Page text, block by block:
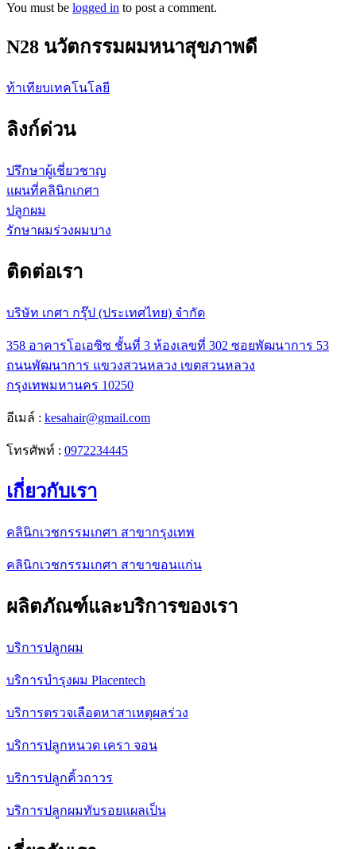
You must be logged in to post a comment.
N28 นวัตกรรมผมหนาสุขภาพดี
ท้าเทียบเทคโนโลยี
ลิงก์ด่วน
ปรึกษาผู้เชี่ยวชาญ
แผนที่คลินิกเกศา
ปลูกผม
รักษาผมร่วงผมบาง
ติดต่อเรา
บริษัท เกศา กรุ๊ป (ประเทศไทย) จำกัด
358 อาคารโอเอซิซ ชั้นที่ 3 ห้องเลขที่ 302 ซอยพัฒนาการ 53
ถนนพัฒนาการ แขวงสวนหลวง เขตสวนหลวง
กรุงเทพมหานคร 10250
อีเมล์ : kesahair@gmail.com
โทรศัพท์ : 0972234445
เกี่ยวกับเรา
คลินิกเวชกรรมเกศา สาขากรุงเทพ
คลินิกเวชกรรมเกศา สาขาขอนแก่น
ผลิตภัณฑ์และบริการของเรา
บริการปลูกผม
บริการบำรุงผม Placentech
บริการตรวจเลือดหาสาเหตุผลร่วง
บริการปลูกหนวด เครา จอน
บริการปลูกคิ้วถาวร
บริการปลูกผมทับรอยแผลเป็น